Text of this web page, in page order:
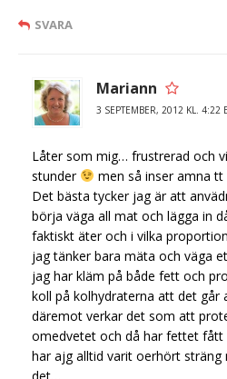
SVARA
Mariann
3 SEPTEMBER, 2012 KL. 4:22
Låter som mig… frustrerad och
stunder
men så inser amna
Det bästa tycker jag är att
börja väga all mat och lägga in
faktiskt äter och i vilka
jag tänker bara mäta och väga
jag har kläm på både fett och
koll på kolhydraterna att det går
däremot verkar det som att
omedvetet och då har fettet fått
har ajg alltid varit oerhört sträng